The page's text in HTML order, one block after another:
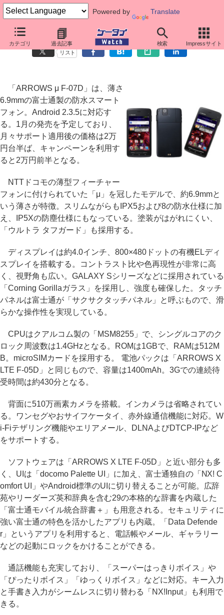
Powered by Translate
カテゴリ 過去記事 検索 Impressサイト
薄型防水Androidスマートフォン「ARROWS μ F-07D」
リスト
「ARROWS μ F-07D」は、薄さ
6.9mmの富士通製の防水スマート
フォン。Android 2.3.5に対応す
る。1月の発売を予定しており、
月々サポート適用後の価格は2万
円台半ば、キャンペーンを利用す
ると2万円前半となる。
NTTドコモの薄型フィーチャー
フォンに付けられていた「μ」を冠したモデルで、約6.9mmと
いう薄さが特徴。スリムながらもIPX5および8の防水仕様に加
え、IP5Xの防塵仕様にもなっている。塗装がはがれにくい、
「ウルトラ タフガード」も採用する。
ディスプレイは約4.0インチ、800×480ドットの有機ELディ
スプレイを搭載する。コントラスト比や色再現性が非常に高
く、視野角も広い。GALAXY Sシリーズなどに採用されている
「Corning Gorillaガラス」を採用し、強度も確保した。タッチ
パネルは富士通が「サクサクタッチパネル」と呼ぶもので、滑
らかな操作性を実現している。
CPUはクアルコム製の「MSM8255」で、シングルコアのク
ロック周波数は1.4GHzとなる。ROMは1GBで、RAMは512M
B。microSIMカードを採用する。 電池パックは「ARROWS X
LTE F-05D」と同じもので、容量は1400mAh。3Gでの連続待
受時間は約430分となる。
背面に510万画素カメラを搭載。インカメラは省略されてい
る。ワンセグやおサイフケータイ、赤外線通信機能に対応。W
i-Fiテザリング機能やエリアメール、DLNAよびDTCP-IPなど
をサポートする。
ソフトウェアは「ARROWS X LTE F-05D」と近い部分も多
く、UIは「docomo Palette UI」に加え、富士通独自の「NX! C
omfort UI」やAndroid標準のUIに切り替えることが可能。広辞
苑やリーダーズ英和辞典を含む29の本格的な辞書を内蔵した
「富士通モバイル統合辞書＋」も用意される。セキュリティに
強い富士通の特色を活かしたアプリも内蔵。「Data Defende
r」というアプリを利用すると、電話帳やメール、ギャラリー
などの起動にロックをかけることができる。
通話機能も充実しており、「スーパーはっきりボイス」や
「ぴったりボイス」「ゆっくりボイス」などに対応。キー入力
と手書き入力がシームレスに切り替わる「NX!Input」も利用で
きる。